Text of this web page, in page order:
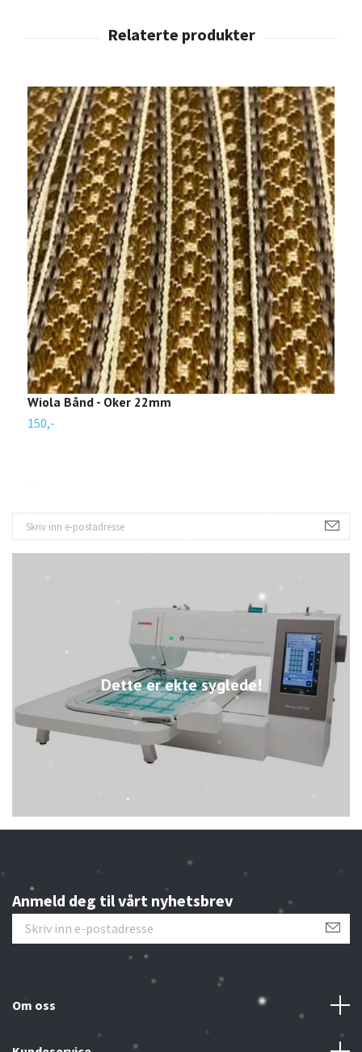
Dette er ekte syglede!
Wiola Bånd - Oker 22mm
150,-
Anmeld deg til vårt nyhetsbrev
Om oss